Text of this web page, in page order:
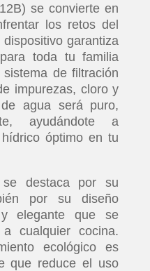
se convierte en
los retos del
garantiza
toda tu familia
de filtración
impurezas, cloro y
agua será puro,
ayudándote a
óptimo en tu
destaca por su
por su diseño
y elegante que se
cualquier cocina.
ecológico es
que reduce el uso